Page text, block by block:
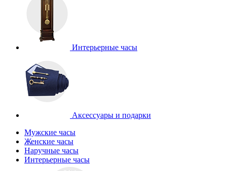
Интерьерные часы
Аксессуары и подарки
Мужские часы
Женские часы
Наручные часы
Интерьерные часы